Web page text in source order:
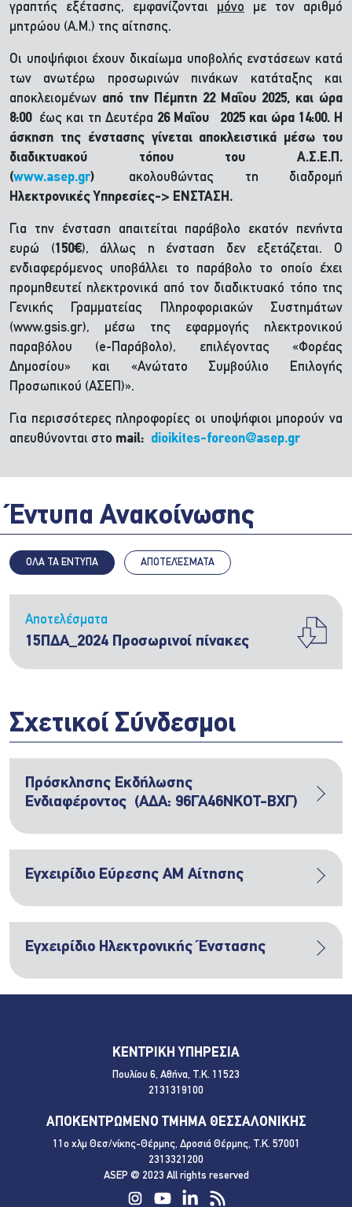
γραπτής εξέτασης, εμφανίζονται μόνο με τον αριθμό
μητρώου (Α.Μ.) της αίτησης.
Οι υποψήφιοι έχουν δικαίωμα υποβολής ενστάσεων κατά
των ανωτέρω προσωρινών πινάκων κατάταξης και
αποκλειομένων από την Πέμπτη 22 Μαΐου 2025, και ώρα
8:00 έως και τη Δευτέρα 26 Μαΐου 2025 και ώρα 14:00. Η
άσκηση της ένστασης γίνεται αποκλειστικά μέσω του
διαδικτυακού τόπου του Α.Σ.Ε.Π.
(www.asep.gr) ακολουθώντας τη διαδρομή
Ηλεκτρονικές Υπηρεσίες-> ΕΝΣΤΑΣΗ.
Για την ένσταση απαιτείται παράβολο εκατόν πενήντα
ευρώ (150€), άλλως η ένσταση δεν εξετάζεται. Ο
ενδιαφερόμενος υποβάλλει το παράβολο το οποίο έχει
προμηθευτεί ηλεκτρονικά από τον διαδικτυακό τόπο της
Γενικής Γραμματείας Πληροφοριακών Συστημάτων
(www.gsis.gr), μέσω της εφαρμογής ηλεκτρονικού
παραβόλου (e-Παράβολο), επιλέγοντας «Φορέας
Δημοσίου» και «Ανώτατο Συμβούλιο Επιλογής
Προσωπικού (ΑΣΕΠ)».
Για περισσότερες πληροφορίες οι υποψήφιοι μπορούν να
απευθύνονται στο mail: dioikites-foreon@asep.gr
Έντυπα Ανακοίνωσης
ΟΛΑ ΤΑ ΕΝΤΥΠΑ ΑΠΟΤΕΛΈΣΜΑΤΑ
Αποτελέσματα
15ΠΔΑ_2024 Προσωρινοί πίνακες
Σχετικοί Σύνδεσμοι
Πρόσκλησης Εκδήλωσης
Ενδιαφέροντος (ΑΔΑ: 96ΓΑ46ΝΚΟΤ-ΒΧΓ)
Εγχειρίδιο Εύρεσης ΑΜ Αίτησης
Εγχειρίδιο Ηλεκτρονικής Ένστασης
ΚΕΝΤΡΙΚΗ ΥΠΗΡΕΣΙΑ
Πουλίου 6, Αθήνα, Τ.Κ. 11523
2131319100
ΑΠΟΚΕΝΤΡΩΜΕΝΟ ΤΜΗΜΑ ΘΕΣΣΑΛΟΝΙΚΗΣ
11ο χλμ Θεσ/νίκης-Θέρμης, Δροσιά Θέρμης, Τ.Κ. 57001
2313321200
ASEP @ 2023 All rights reserved